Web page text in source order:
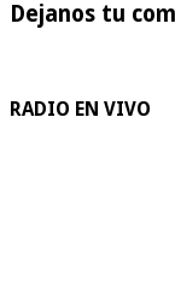
Dejanos tu
RADIO EN VIVO